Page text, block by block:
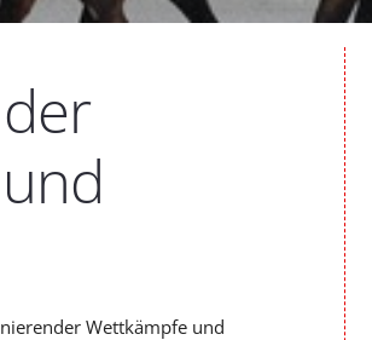
Wettkämpfe und